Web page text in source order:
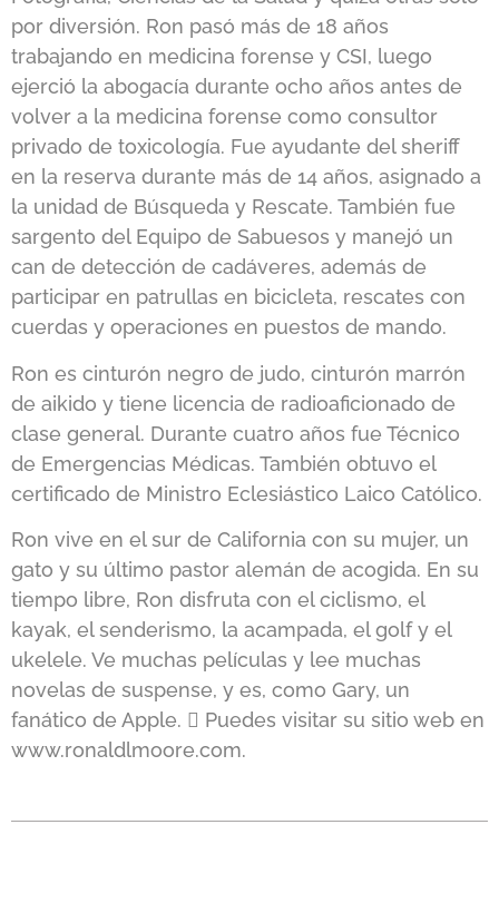
por diversión. Ron pasó más de 18 años
trabajando en medicina forense y CSI, luego
ejerció la abogacía durante ocho años antes de
volver a la medicina forense como consultor
privado de toxicología. Fue ayudante del sheriff
en la reserva durante más de 14 años, asignado a
la unidad de Búsqueda y Rescate. También fue
sargento del Equipo de Sabuesos y manejó un
can de detección de cadáveres, además de
participar en patrullas en bicicleta, rescates con
cuerdas y operaciones en puestos de mando.
Ron es cinturón negro de judo, cinturón marrón
de aikido y tiene licencia de radioaficionado de
clase general. Durante cuatro años fue Técnico
de Emergencias Médicas. También obtuvo el
certificado de Ministro Eclesiástico Laico Católico.
Ron vive en el sur de California con su mujer, un
gato y su último pastor alemán de acogida. En su
tiempo libre, Ron disfruta con el ciclismo, el
kayak, el senderismo, la acampada, el golf y el
ukelele. Ve muchas películas y lee muchas
novelas de suspense, y es, como Gary, un
fanático de Apple.  Puedes visitar su sitio web en
www.ronaldlmoore.com.